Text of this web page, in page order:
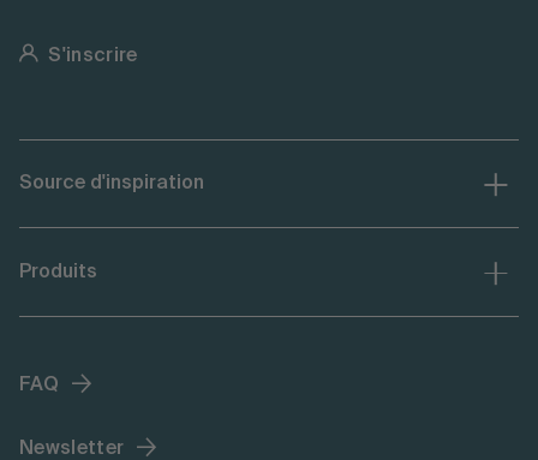
S'inscrire
Source d'inspiration
Produits
FAQ
Newsletter